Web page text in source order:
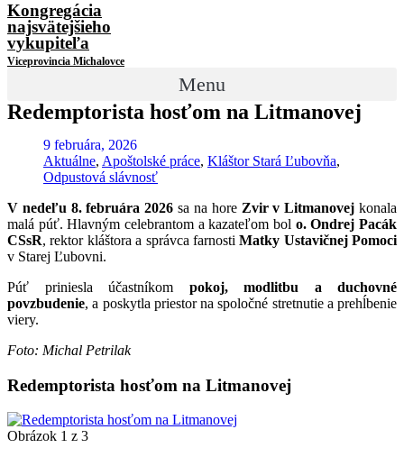
Kongregácia
najsvätejšieho
vykupiteľa
Viceprovincia Michalovce
Menu
Redemptorista hosťom na Litmanovej
9 februára, 2026
Aktuálne, Apoštolské práce, Kláštor Stará Ľubovňa,
Odpustová slávnosť
V nedeľu 8. februára 2026 sa na hore Zvir v Litmanovej konala
malá púť. Hlavným celebrantom a kazateľom bol o. Ondrej Pacák
CSsR, rektor kláštora a správca farnostiMatky Ustavičnej Pomoci
v Starej Ľubovni.
Púť priniesla účastníkom pokoj, modlitbu a duchovné
povzbudenie, a poskytla priestor na spoločné stretnutie a prehĺbenie
viery.
Foto: Michal Petrilak
Redemptorista hosťom na Litmanovej
Obrázok 1 z 3